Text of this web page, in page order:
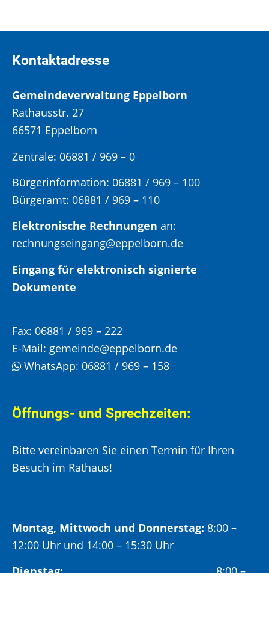
Kontaktadresse
Gemeindeverwaltung Eppelborn
Rathausstr. 27
66571 Eppelborn
Zentrale: 06881 / 969 – 0
Bürgerinformation: 06881 / 969 – 100
Bürgeramt: 06881 / 969 – 110
Elektronische Rechnungen an:
rechnungseingang@eppelborn.de
Eingang für elektronisch signierte
Dokumente
Fax: 06881 / 969 – 222
E-Mail: gemeinde@eppelborn.de
WhatsApp: 06881 / 969 – 158
Öffnungs- und Sprechzeiten:
Bitte vereinbaren Sie einen Termin für Ihren
Besuch im Rathaus!
Montag, Mittwoch und Donnerstag: 8:00 –
12:00 Uhr und 14:00 – 15:30 Uhr
Dienstag:8:00 –